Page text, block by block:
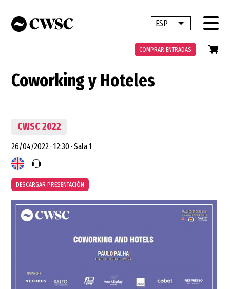
contenido
ESP Lista adicional
COMPRAR ENTRADAS
Coworking y Hoteles
CWSC 2022
26/04/2022· 12:30· Sala 1
DESCARGAR PRESENTACIÓN